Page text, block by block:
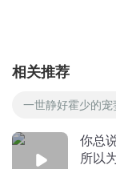
相关推荐
一世静好霍少的宠
你总
所以